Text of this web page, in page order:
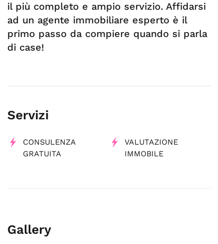
il più completo e ampio servizio. Affidarsi
ad un agente immobiliare esperto è il
primo passo da compiere quando si parla
di case!
Servizi
CONSULENZA
GRATUITA
VALUTAZIONE
IMMOBILE
Gallery